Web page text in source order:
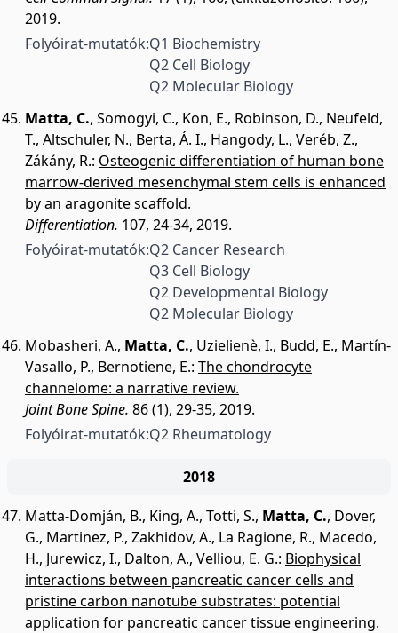
2019.
Folyóirat-mutatók:Q1 Biochemistry
Q2 Cell Biology
Q2 Molecular Biology
Matta, C., Somogyi, C., Kon, E., Robinson, D., Neufeld,
T., Altschuler, N., Berta, Á. I., Hangody, L., Veréb, Z.,
Zákány, R.: Osteogenic differentiation of human bone
marrow-derived mesenchymal stem cells is enhanced
by an aragonite scaffold.
Differentiation. 107, 24-34, 2019.
Folyóirat-mutatók:Q2 Cancer Research
Q3 Cell Biology
Q2 Developmental Biology
Q2 Molecular Biology
Mobasheri, A., Matta, C., Uzielienè, I., Budd, E., Martín-
Vasallo, P., Bernotiene, E.: The chondrocyte
channelome: a narrative review.
Joint Bone Spine. 86 (1), 29-35, 2019.
Folyóirat-mutatók:Q2 Rheumatology
2018
Matta-Domján, B., King, A., Totti, S., Matta, C., Dover,
G., Martinez, P., Zakhidov, A., La Ragione, R., Macedo,
H., Jurewicz, I., Dalton, A., Velliou, E. G.: Biophysical
interactions between pancreatic cancer cells and
pristine carbon nanotube substrates: potential
application for pancreatic cancer tissue engineering.